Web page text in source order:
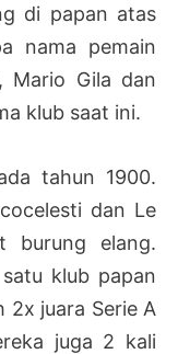
di papan atas
nama pemain
Mario Gila dan
klub saat ini.
tahun 1900.
dan Le
burung elang.
klub papan
2x juara Serie A
juga 2 kali